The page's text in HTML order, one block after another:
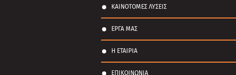
ΚΑΙΝΟΤΟΜΕΣ ΛΥΣΕΙΣ
ΕΡΓΑ ΜΑΣ
Η ΕΤΑΙΡΙΑ
ΕΠΙΚΟΙΝΩΝΙΑ